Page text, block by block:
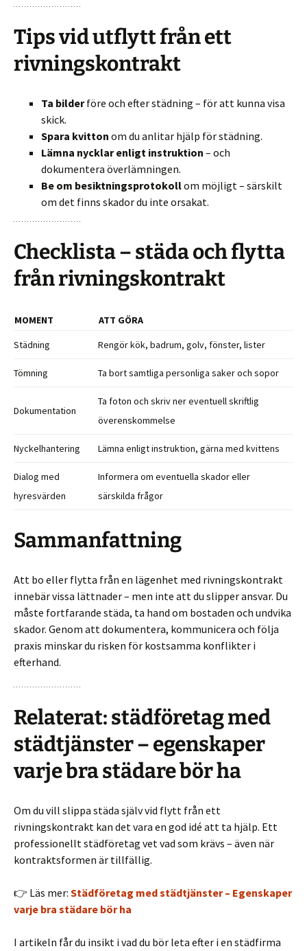
Tips vid utflytt från ett
rivningskontrakt
Ta bilderföre och efter städning – för att kunna visa
skick.
Spara kvitton om du anlitar hjälp för städning.
Lämna nycklar enligt instruktion – och
dokumentera överlämningen.
Be om besiktningsprotokollom möjligt – särskilt
om det finns skador du inte orsakat.
Checklista – städa och flytta
från rivningskontrakt
MOMENT
ATT GÖRA
Städning
Rengör kök, badrum, golv, fönster, lister
Tömning Ta bort samtliga personliga saker och sopor
Dokumentation
Ta foton och skriv ner eventuell skriftlig
överenskommelse
Nyckelhantering Lämna enligt instruktion, gärna med kvittens
Dialog med
hyresvärden
Informera om eventuella skador eller
särskilda frågor
Sammanfattning
Att bo eller flytta från en lägenhet med rivningskontrakt
innebär vissa lättnader – men inte att du slipper ansvar. Du
måste fortfarande städa, ta hand om bostaden och undvika
skador. Genom att dokumentera, kommunicera och följa
praxis minskar du risken för kostsamma konflikter i
efterhand.
Relaterat: städföretag med
städtjänster – egenskaper
varje bra städare bör ha
Om du vill slippa städa själv vid flytt från ett
rivningskontrakt kan det vara en god idé att ta hjälp. Ett
professionellt städföretag vet vad som krävs – även när
kontraktsformen är tillfällig.
👉 Läs mer: Städföretag med städtjänster – Egenskaper
varje bra städare bör ha
I artikeln får du insikt i vad du bör leta efter i en städfirma